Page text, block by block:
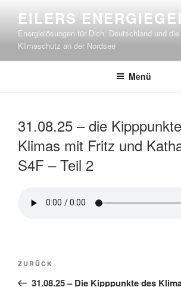
springen
EILERS
Energielösungen für Dich, Deutschland und
Klimaschutz an der Nordsee
Menü
31.08.25 – die
Klimas mit Fritz und
S4F – Teil 2
Beitragsnavigation
Vorheriger
Beitrag
ZURÜCK
31.08.25 – Die Kipppunkte des